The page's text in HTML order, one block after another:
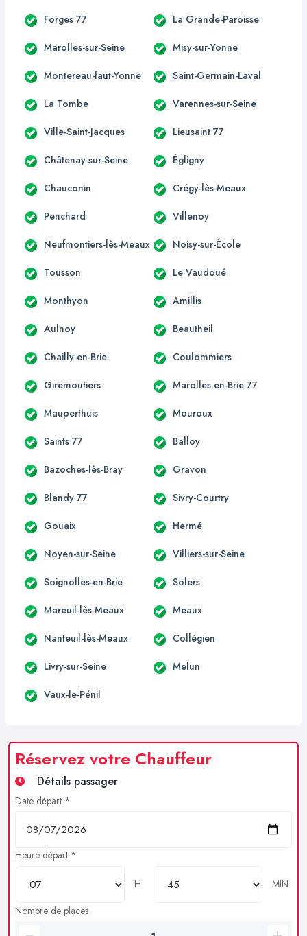
Forges 77 La Grande-Paroisse
Marolles-sur-Seine Misy-sur-Yonne
Montereau-faut-Yonne Saint-Germain-Laval
La Tombe Varennes-sur-Seine
Ville-Saint-Jacques Lieusaint 77
Châtenay-sur-Seine Égligny
Chauconin Crégy-lès-Meaux
Penchard Villenoy
Neufmontiers-lès-Meaux Noisy-sur-École
Tousson Le Vaudoué
Monthyon Amillis
Aulnoy Beautheil
Chailly-en-Brie Coulommiers
Giremoutiers Marolles-en-Brie 77
Mauperthuis Mouroux
Saints 77 Balloy
Bazoches-lès-Bray Gravon
Blandy 77 Sivry-Courtry
Gouaix Hermé
Noyen-sur-Seine Villiers-sur-Seine
Soignolles-en-Brie Solers
Mareuil-lès-Meaux Meaux
Nanteuil-lès-Meaux Collégien
Livry-sur-Seine Melun
Vaux-le-Pénil
Réservez votre Chauffeur
Détails passager
Date départ *
Heure départ *
H
MIN
Nombre de places